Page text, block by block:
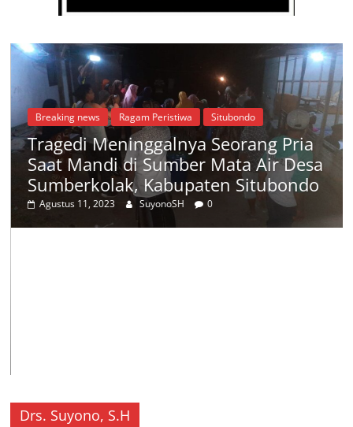
Breaking news Ragam Peristiwa Situbondo
Tragedi Meninggalnya Seorang Pria
Saat Mandi di Sumber Mata Air Desa
Sumberkolak, Kabupaten Situbondo
Agustus 11, 2023 SuyonoSH 0
Drs. Suyono, S.H